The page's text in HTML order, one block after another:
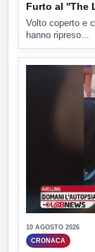
Furto al ''The
Volto coperto e
hanno ripreso...
10 AGOSTO 2026
CRONACA